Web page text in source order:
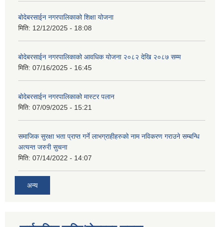
बोदेबरसाईन नगरपालिकाको शिक्षा योजना
मिति: 12/12/2025 - 18:08
बोदेबरसाईन नगरपालिकाको आवधिक योजना २०८२ देखि २०८७ सम्म
मिति: 07/16/2025 - 16:45
बोदेबरसाईन नगरपालिकाको मास्टर पलान
मिति: 07/09/2025 - 15:21
समाजिक सुरक्षा भता प्राप्त गर्ने लाभग्राहीहरुको नाम नविकरण गराउने सम्बन्धि
अत्यन्त जरुरी सुचना
मिति: 07/14/2022 - 14:07
अन्य